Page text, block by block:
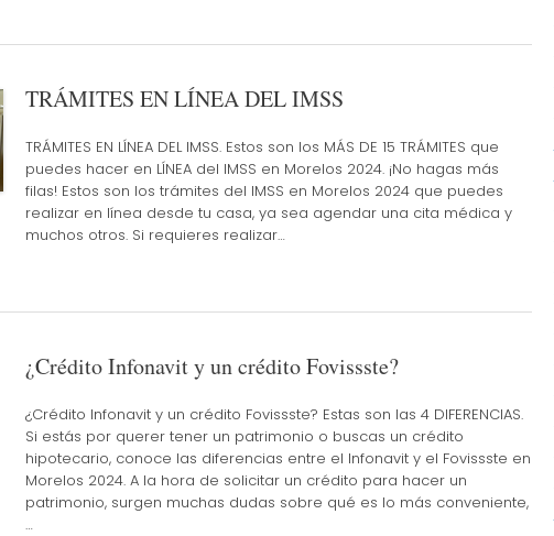
TRÁMITES EN LÍNEA DEL IMSS
TRÁMITES EN LÍNEA DEL IMSS. Estos son los MÁS DE 15 TRÁMITES que
puedes hacer en LÍNEA del IMSS en Morelos 2024. ¡No hagas más
filas! Estos son los trámites del IMSS en Morelos 2024 que puedes
realizar en línea desde tu casa, ya sea agendar una cita médica y
muchos otros. Si requieres realizar…
¿Crédito Infonavit y un crédito Fovissste?
¿Crédito Infonavit y un crédito Fovissste? Estas son las 4 DIFERENCIAS.
Si estás por querer tener un patrimonio o buscas un crédito
hipotecario, conoce las diferencias entre el Infonavit y el Fovissste en
Morelos 2024. A la hora de solicitar un crédito para hacer un
patrimonio, surgen muchas dudas sobre qué es lo más conveniente,
…